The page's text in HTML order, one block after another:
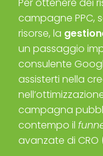
campagne PPC,
risorse, la
un passaggio
consulente
assisterti nella
campagna
contempo il
avanzate di